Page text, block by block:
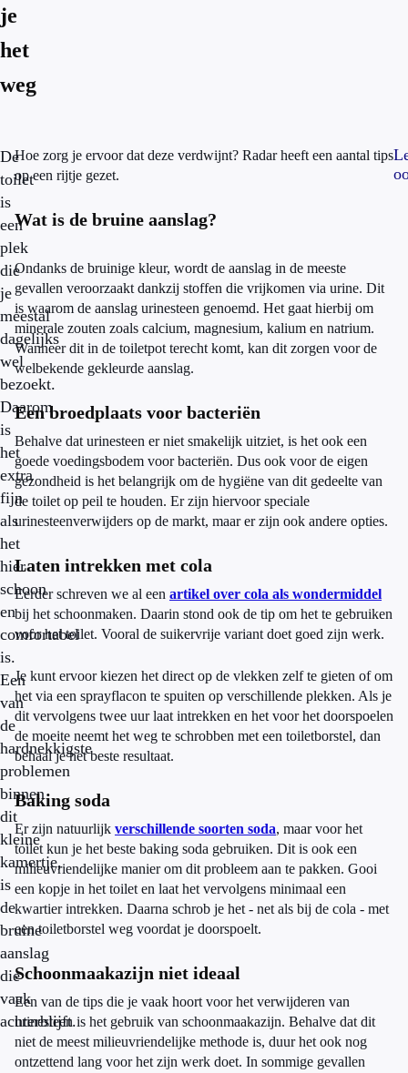
je
het
weg
De
toilet
is
een
plek
die
je
meestal
dagelijks
wel
bezoekt.
Daarom
is
het
extra
fijn
als
het
hier
schoon
en
comfortabel
is.
Een
van
de
hardnekkigste
problemen
binnen
dit
kleine
kamertje,
is
de
bruine
aanslag
die
vaak
achterblijft.
Hoe zorg je ervoor dat deze verdwijnt? Radar heeft een aantal tips
op een rijtje gezet.
Wat is de bruine aanslag?
Ondanks de bruinige kleur, wordt de aanslag in de meeste
gevallen veroorzaakt dankzij stoffen die vrijkomen via urine. Dit
is waarom de aanslag urinesteen genoemd. Het gaat hierbij om
minerale zouten zoals calcium, magnesium, kalium en natrium.
Wanneer dit in de toiletpot terecht komt, kan dit zorgen voor de
welbekende gekleurde aanslag.
Een broedplaats voor bacteriën
Behalve dat urinesteen er niet smakelijk uitziet, is het ook een
goede voedingsbodem voor bacteriën. Dus ook voor de eigen
gezondheid is het belangrijk om de hygiëne van dit gedeelte van
de toilet op peil te houden. Er zijn hiervoor speciale
urinesteenverwijders op de markt, maar er zijn ook andere opties.
Laten intrekken met cola
Eerder schreven we al een artikel over cola als wondermiddel
bij het schoonmaken. Daarin stond ook de tip om het te gebruiken
voor het toilet. Vooral de suikervrije variant doet goed zijn werk.
Je kunt ervoor kiezen het direct op de vlekken zelf te gieten of om
het via een sprayflacon te spuiten op verschillende plekken. Als je
dit vervolgens twee uur laat intrekken en het voor het doorspoelen
de moeite neemt het weg te schrobben met een toiletborstel, dan
behaal je het beste resultaat.
Baking soda
Er zijn natuurlijk verschillende soorten soda, maar voor het
toilet kun je het beste baking soda gebruiken. Dit is ook een
milieuvriendelijke manier om dit probleem aan te pakken. Gooi
een kopje in het toilet en laat het vervolgens minimaal een
kwartier intrekken. Daarna schrob je het - net als bij de cola - met
een toiletborstel weg voordat je doorspoelt.
Schoonmaakazijn niet ideaal
Een van de tips die je vaak hoort voor het verwijderen van
urinesteen is het gebruik van schoonmaakazijn. Behalve dat dit
niet de meest milieuvriendelijke methode is, duur het ook nog
ontzettend lang voor het zijn werk doet. In sommige gevallen